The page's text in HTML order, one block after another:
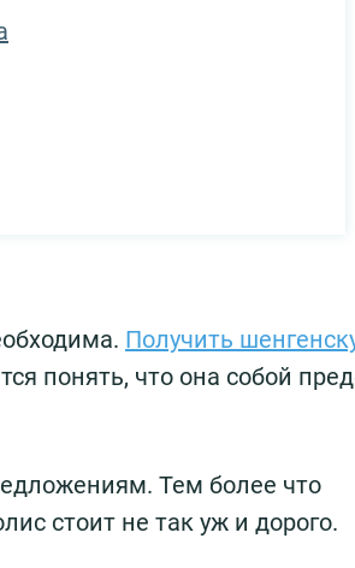
Получить
понять, что она собой
Тем более что
стоит не так уж и дорого.